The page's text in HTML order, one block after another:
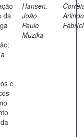
da
e
Hansen,
João
Paulo
Muzika
Arlindo